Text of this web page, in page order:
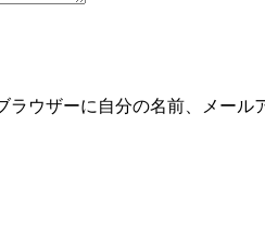
ウザーに自分の名前、メール